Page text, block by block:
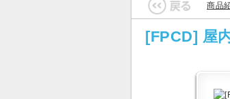
商品
[FPCD] 屋